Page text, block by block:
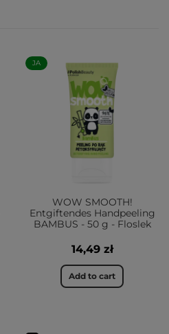
JA
WOW SMOOTH!
Entgiftendes Handpeeling
BAMBUS - 50 g - Floslek
14,49 zł
Add to cart